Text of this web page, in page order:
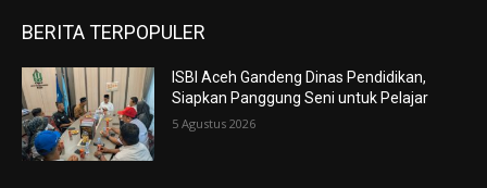
BERITA TERPOPULER
ISBI Aceh Gandeng Dinas Pendidikan,
Siapkan Panggung Seni untuk Pelajar
5 Agustus 2026